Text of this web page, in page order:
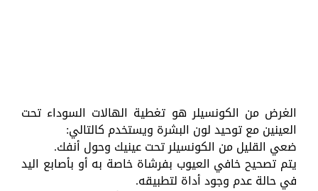
الغرض من الكونسيلر هو تغطية الهالات السوداء تحت
العينين مع توحيد لون البشرة ويستخدم كالتالي:
ضعي القليل من الكونسيلر تحت عينيك وحول أنفك.
يتم تصحيح خافي العيوب بفرشاة خاصة به أو بأصابع اليد
في حالة عدم وجود أداة لتطبيقه.